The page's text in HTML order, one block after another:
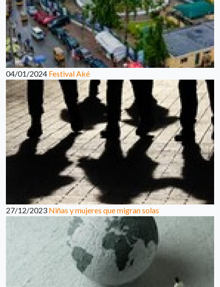
04/01/2024 Festival Aké
27/12/2023 Niñas y mujeres que migran solas